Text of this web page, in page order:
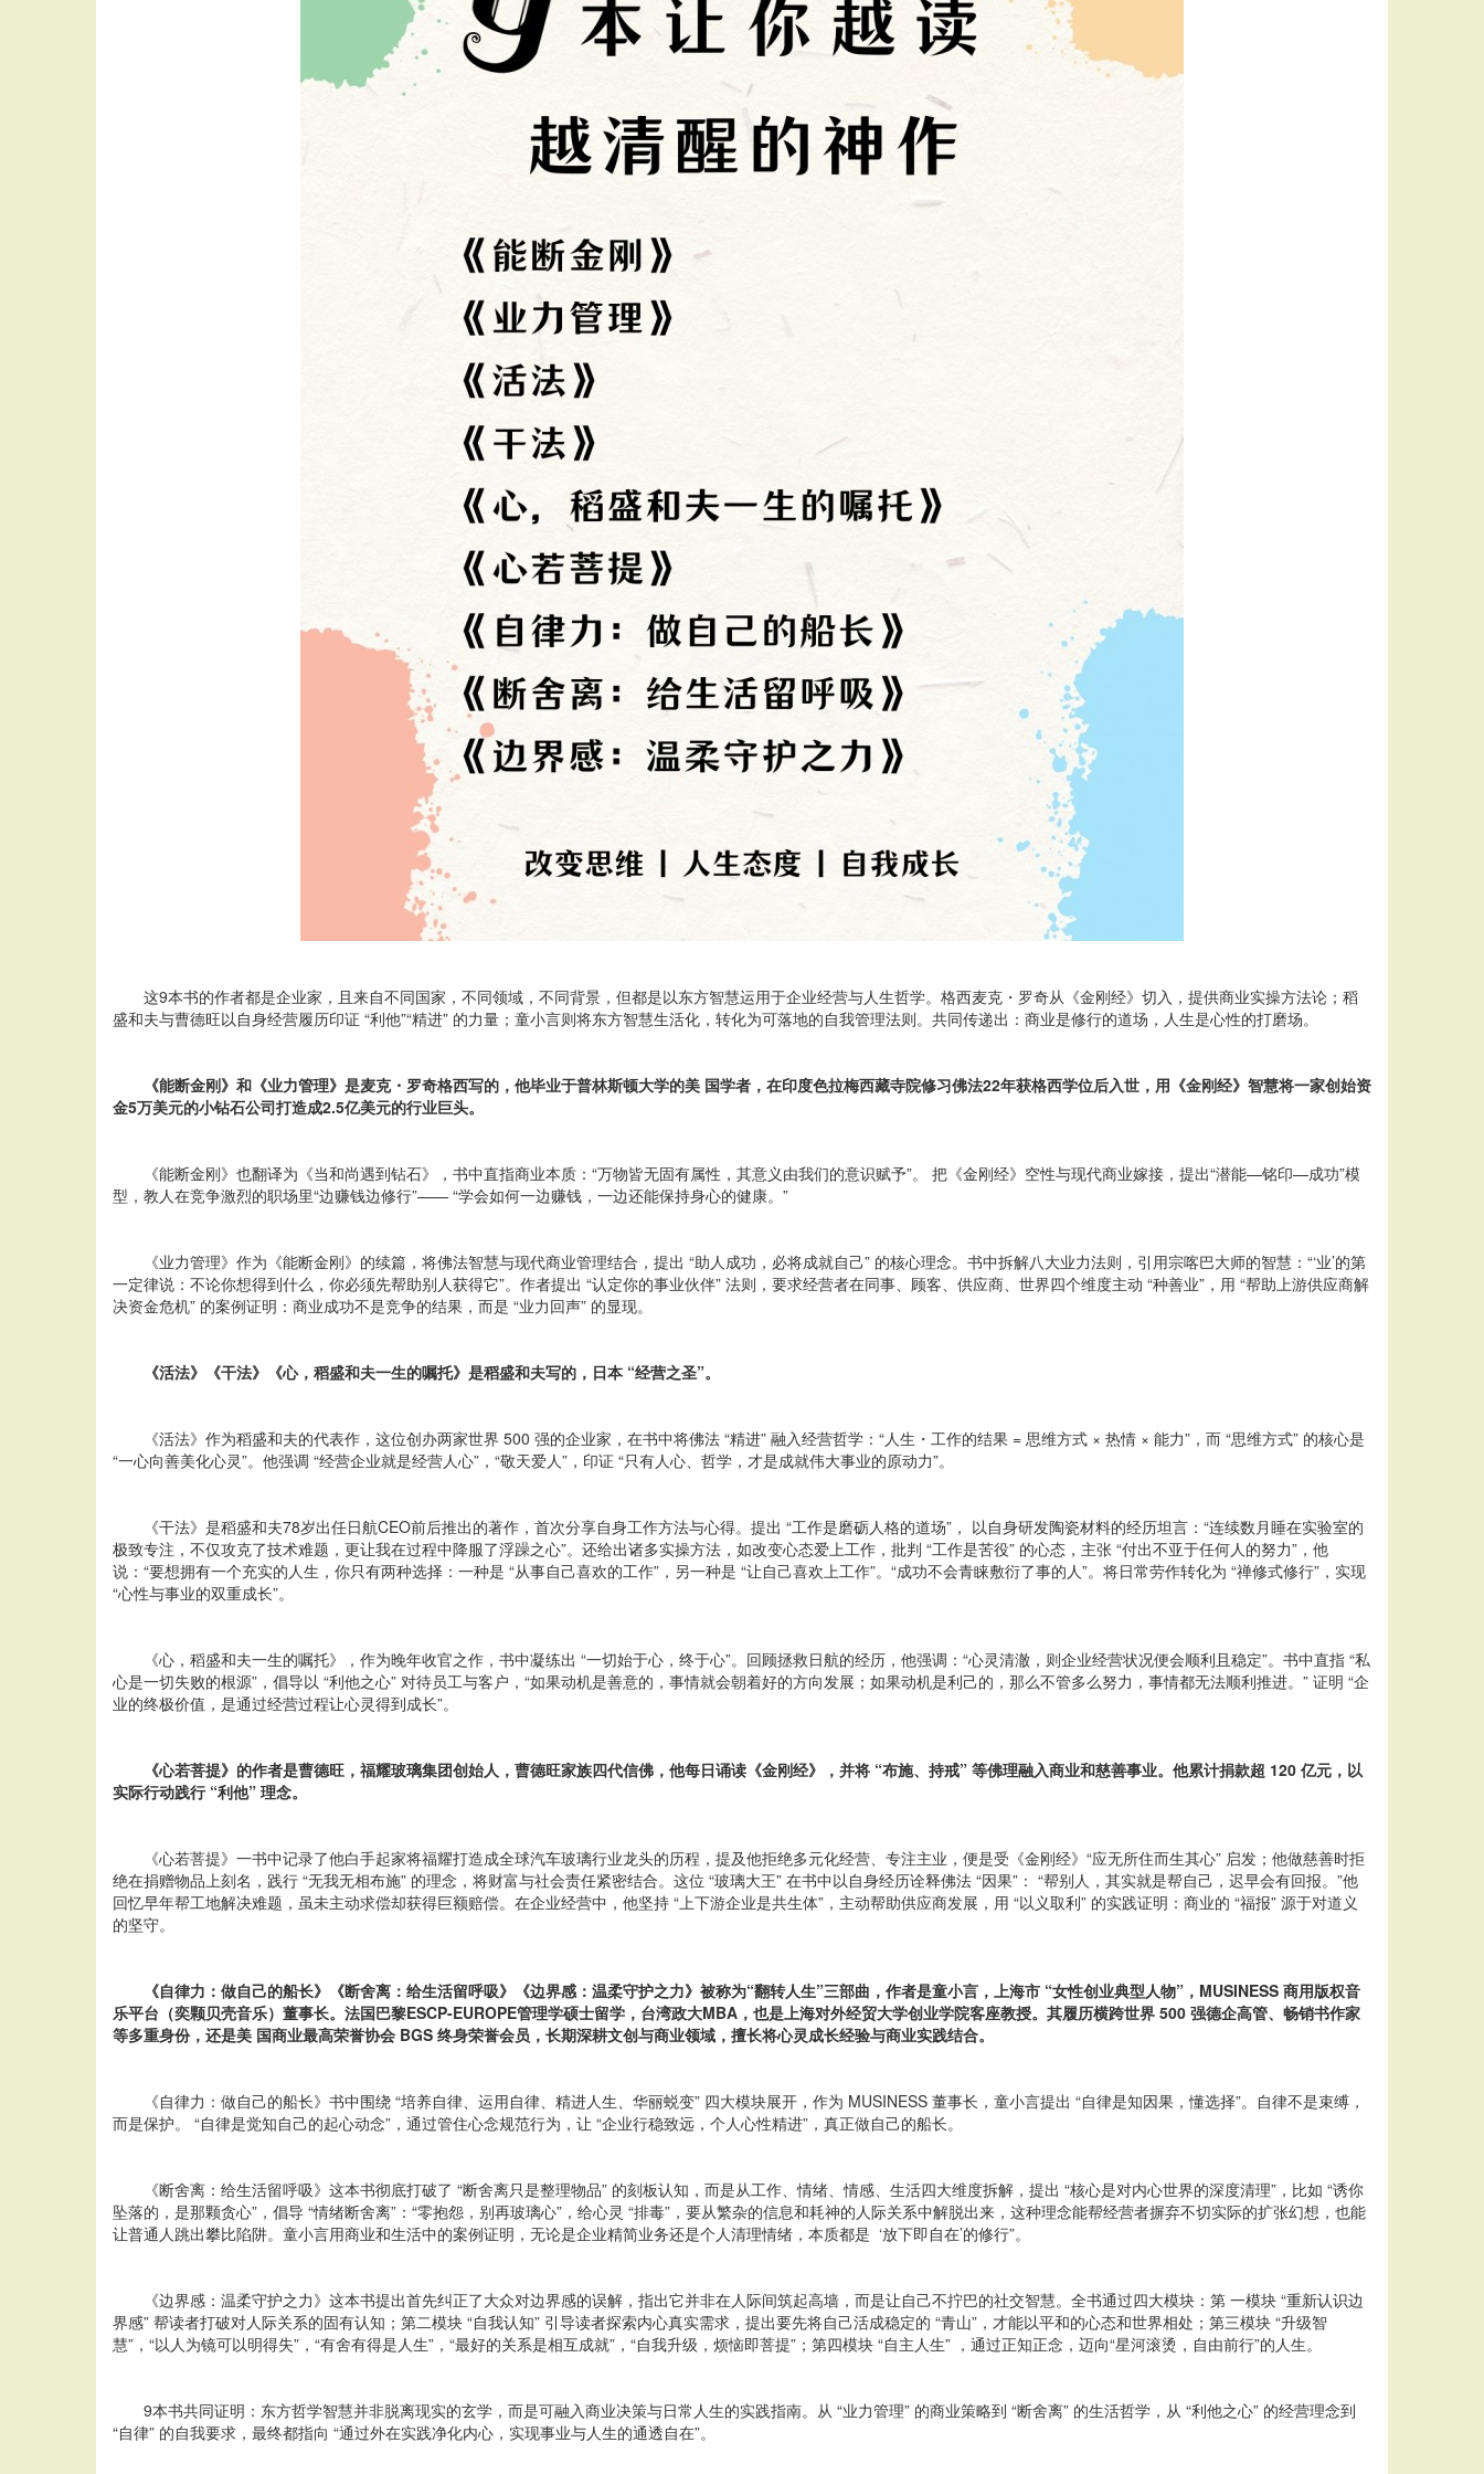
这9本书的作者都是企业家，且来自不同国家，不同领域，不同背景，但都是以东方智慧运用于企业经营与人生哲学。格西麦克・罗奇从《金刚经》切入，提供商业实操方法论；稻
盛和夫与曹德旺以自身经营履历印证 “利他”“精进” 的力量；童小言则将东方智慧生活化，转化为可落地的自我管理法则。共同传递出：商业是修行的道场，人生是心性的打磨场。
《能断金刚》和《业力管理》是麦克・罗奇格西写的，他毕业于普林斯顿大学的美 国学者，在印度色拉梅西藏寺院修习佛法22年获格西学位后入世，用《金刚经》智慧将一家创始资
金5万美元的小钻石公司打造成2.5亿美元的行业巨头。
《能断金刚》也翻译为《当和尚遇到钻石》，书中直指商业本质：“万物皆无固有属性，其意义由我们的意识赋予”。 把《金刚经》空性与现代商业嫁接，提出“潜能—铭印—成功”模
型，教人在竞争激烈的职场里“边赚钱边修行”—— “学会如何一边赚钱，一边还能保持身心的健康。”
《业力管理》作为《能断金刚》的续篇，将佛法智慧与现代商业管理结合，提出 “助人成功，必将成就自己” 的核心理念。书中拆解八大业力法则，引用宗喀巴大师的智慧：“‘业’的第
一定律说：不论你想得到什么，你必须先帮助别人获得它”。作者提出 “认定你的事业伙伴” 法则，要求经营者在同事、顾客、供应商、世界四个维度主动 “种善业”，用 “帮助上游供应商解
决资金危机” 的案例证明：商业成功不是竞争的结果，而是 “业力回声” 的显现。
《活法》《干法》《心，稻盛和夫一生的嘱托》是稻盛和夫写的，日本 “经营之圣”。
《活法》作为稻盛和夫的代表作，这位创办两家世界 500 强的企业家，在书中将佛法 “精进” 融入经营哲学：“人生・工作的结果 = 思维方式 × 热情 × 能力”，而 “思维方式” 的核心是
“一心向善美化心灵”。他强调 “经营企业就是经营人心”，“敬天爱人”，印证 “只有人心、哲学，才是成就伟大事业的原动力”。
《干法》是稻盛和夫78岁出任日航CEO前后推出的著作，首次分享自身工作方法与心得。提出 “工作是磨砺人格的道场”， 以自身研发陶瓷材料的经历坦言：“连续数月睡在实验室的
极致专注，不仅攻克了技术难题，更让我在过程中降服了浮躁之心”。还给出诸多实操方法，如改变心态爱上工作，批判 “工作是苦役” 的心态，主张 “付出不亚于任何人的努力”，他
说：“要想拥有一个充实的人生，你只有两种选择：一种是 “从事自己喜欢的工作”，另一种是 “让自己喜欢上工作”。“成功不会青睐敷衍了事的人”。将日常劳作转化为 “禅修式修行”，实现
“心性与事业的双重成长”。
《心，稻盛和夫一生的嘱托》，作为晚年收官之作，书中凝练出 “一切始于心，终于心”。回顾拯救日航的经历，他强调：“心灵清澈，则企业经营状况便会顺利且稳定”。书中直指 “私
心是一切失败的根源”，倡导以 “利他之心” 对待员工与客户，“如果动机是善意的，事情就会朝着好的方向发展；如果动机是利己的，那么不管多么努力，事情都无法顺利推进。” 证明 “企
业的终极价值，是通过经营过程让心灵得到成长”。
《心若菩提》的作者是曹德旺，福耀玻璃集团创始人，曹德旺家族四代信佛，他每日诵读《金刚经》，并将 “布施、持戒” 等佛理融入商业和慈善事业。他累计捐款超 120 亿元，以
实际行动践行 “利他” 理念。
《心若菩提》一书中记录了他白手起家将福耀打造成全球汽车玻璃行业龙头的历程，提及他拒绝多元化经营、专注主业，便是受《金刚经》“应无所住而生其心” 启发；他做慈善时拒
绝在捐赠物品上刻名，践行 “无我无相布施” 的理念，将财富与社会责任紧密结合。这位 “玻璃大王” 在书中以自身经历诠释佛法 “因果”： “帮别人，其实就是帮自己，迟早会有回报。”他
回忆早年帮工地解决难题，虽未主动求偿却获得巨额赔偿。在企业经营中，他坚持 “上下游企业是共生体”，主动帮助供应商发展，用 “以义取利” 的实践证明：商业的 “福报” 源于对道义
的坚守。
《自律力：做自己的船长》《断舍离：给生活留呼吸》《边界感：温柔守护之力》被称为“翻转人生”三部曲，作者是童小言，上海市 “女性创业典型人物”，MUSINESS 商用版权音
乐平台（奕颗贝壳音乐）董事长。 法国巴黎ESCP-EUROPE管理学硕士留学， 台湾政大MBA，也是上海对外经贸大学创业学院客座教授。其履历横跨世界 500 强德企高管、畅销书作家
等多重身份，还是美 国商业最高荣誉协会 BGS 终身荣誉会员，长期深耕文创与商业领域，擅长将心灵成长经验与商业实践结合。
《自律力：做自己的船长》书中围绕 “培养自律、运用自律、精进人生、华丽蜕变” 四大模块展开，作为 MUSINESS 董事长，童小言提出 “自律是知因果，懂选择”。自律不是束缚，
而是保护。 “自律是觉知自己的起心动念”，通过管住心念规范行为，让 “企业行稳致远，个人心性精进”，真正做自己的船长。
《断舍离：给生活留呼吸》这本书彻底打破了 “断舍离只是整理物品” 的刻板认知，而是从工作、情绪、情感、生活四大维度拆解，提出 “核心是对内心世界的深度清理”，比如 “诱你
坠落的，是那颗贪心”，倡导 “情绪断舍离”：“零抱怨，别再玻璃心”，给心灵 “排毒”，要从繁杂的信息和耗神的人际关系中解脱出来，这种理念能帮经营者摒弃不切实际的扩张幻想，也能
让普通人跳出攀比陷阱。童小言用商业和生活中的案例证明，无论是企业精简业务还是个人清理情绪，本质都是 ‘放下即自在’的修行”。
《边界感：温柔守护之力》这本书提出首先纠正了大众对边界感的误解，指出它并非在人际间筑起高墙，而是让自己不拧巴的社交智慧。全书通过四大模块：第 一模块 “重新认识边
界感” 帮读者打破对人际关系的固有认知；第二模块 “自我认知” 引导读者探索内心真实需求，提出要先将自己活成稳定的 “青山”，才能以平和的心态和世界相处；第三模块 “升级智
慧”，“以人为镜可以明得失”，“有舍有得是人生”，“最好的关系是相互成就”，“自我升级，烦恼即菩提”；第四模块 “自主人生” ，通过正知正念，迈向“星河滚烫，自由前行”的人生。
9本书共同证明：东方哲学智慧并非脱离现实的玄学，而是可融入商业决策与日常人生的实践指南。从 “业力管理” 的商业策略到 “断舍离” 的生活哲学，从 “利他之心” 的经营理念到
“自律” 的自我要求，最终都指向 “通过外在实践净化内心，实现事业与人生的通透自在”。